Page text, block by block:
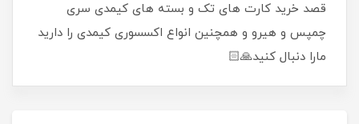
قصد خرید کارت های تک و بسته های کیمدی سری
چمپس و هیرو و همچنین انواع اکسسوری کیمدی را دارید
مارا دنبال کنید🙏🏻